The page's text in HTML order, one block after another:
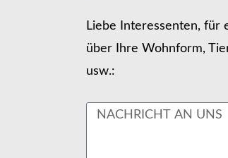
Liebe Interessenten, für
über Ihre Wohnform,
usw.: